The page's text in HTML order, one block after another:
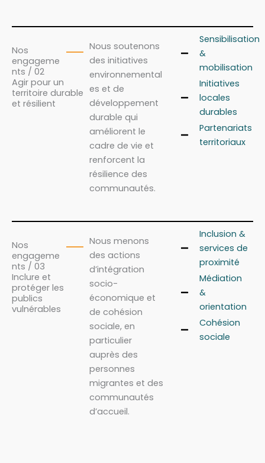
Nos
engageme
nts / 02
Agir pour un
territoire durable
et résilient
Nous soutenons
des initiatives
environnemental
es et de
développement
durable qui
améliorent le
cadre de vie et
renforcent la
résilience des
communautés.
Sensibilisation
&
mobilisation
Initiatives
locales
durables
Partenariats
territoriaux
Nos
engageme
nts / 03
Inclure et
protéger les
publics
vulnérables
Nous menons
des actions
d’intégration
socio-
économique et
de cohésion
sociale, en
particulier
auprès des
personnes
migrantes et des
communautés
d’accueil.
Inclusion &
services de
proximité
Médiation
&
orientation
Cohésion
sociale